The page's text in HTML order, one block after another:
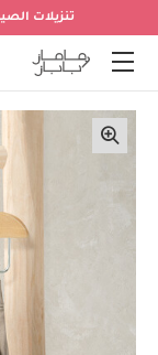
تنزيلات